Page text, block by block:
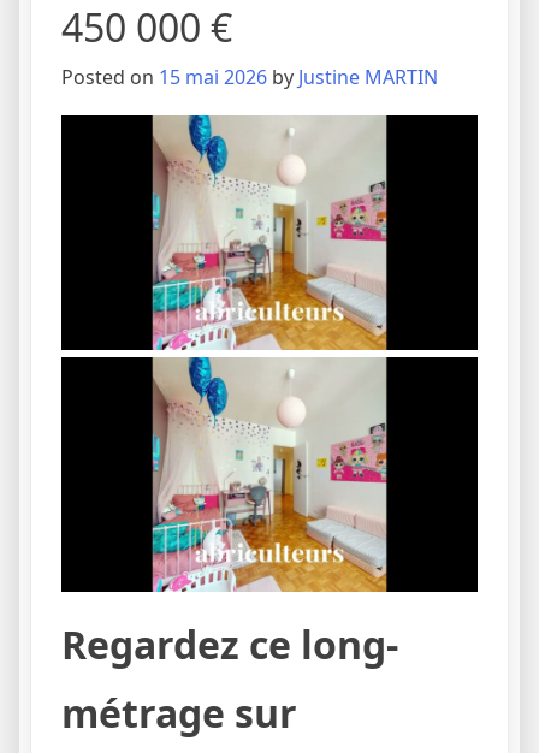
450 000 €
Posted on 15 mai 2026 by Justine MARTIN
Regardez ce long-
métrage sur